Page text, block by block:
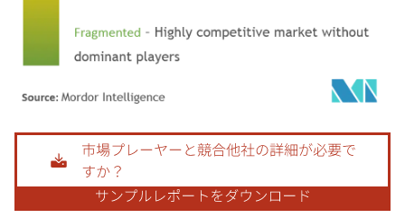
画像 © Mordor Intelligence。再利用にはCC BY 4.0の表示が必要です。